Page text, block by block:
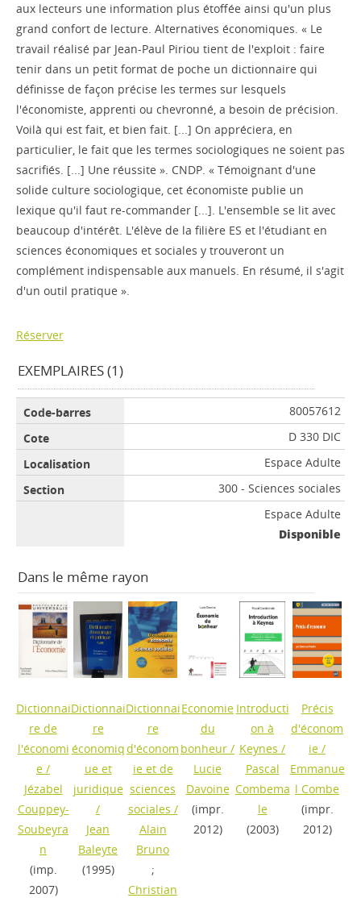
aux lecteurs une information plus étoffée ainsi qu'un plus
grand confort de lecture. Alternatives économiques. « Le
travail réalisé par Jean-Paul Piriou tient de l'exploit : faire
tenir dans un petit format de poche un dictionnaire qui
définisse de façon précise les termes sur lesquels
l'économiste, apprenti ou chevronné, a besoin de précision.
Voilà qui est fait, et bien fait. [...] On appréciera, en
particulier, le fait que les termes sociologiques ne soient pas
sacrifiés. [...] Une réussite ». CNDP. « Témoignant d'une
solide culture sociologique, cet économiste publie un
lexique qu'il faut re-commander [...]. L'ensemble se lit avec
beaucoup d'intérêt. L'élève de la filière ES et l'étudiant en
sciences économiques et sociales y trouveront un
complément indispensable aux manuels. En résumé, il s'agit
d'un outil pratique ».
Réserver
EXEMPLAIRES (1)
80057612
D 330 DIC
Espace Adulte
300 - Sciences sociales
Espace Adulte
Disponible
Dans le même rayon
Dictionnai
re de
l'économi
e /
Jézabel
Couppey-
Soubeyra
n
(imp.
2007)
Dictionnai
re
économiq
ue et
juridique
/
Jean
Baleyte
(1995)
Dictionnai
re
d'économ
ie et de
sciences
sociales /
Alain
Bruno
;
Christian
Economie
du
bonheur /
Lucie
Davoine
(impr.
2012)
Introducti
on à
Keynes /
Pascal
Combema
le
(2003)
Précis
d'économ
ie /
Emmanue
l Combe
(impr.
2012)